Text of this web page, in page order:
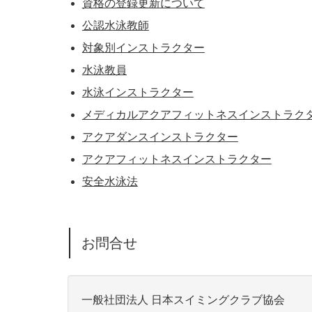
資格の登録更新について
公認水泳教師
対象別インストラクター
水泳教員
水泳インストラクター
メディカルアクアフィットネスインストラク
アクアダンスインストラクター
アクアフィットネスインストラクター
安全水泳法
お問合せ
一般社団法人 日本スイミングクラブ協会